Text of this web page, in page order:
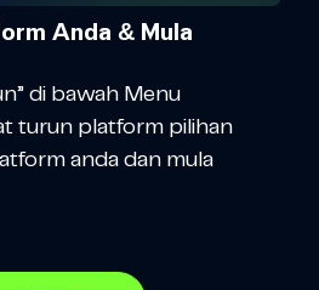
Anda & Mula
di bawah Menu
turun platform pilihan
anda dan mula